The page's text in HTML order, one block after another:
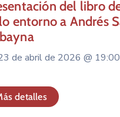
del libro
entorno a Andrés
de abril de 2026 @
detalles